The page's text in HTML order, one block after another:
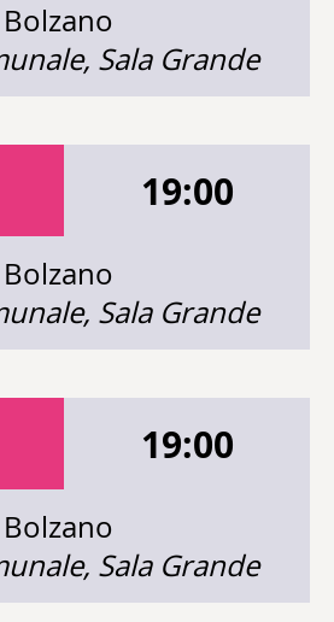
Bolzano
Sala Grande
19:00
Bolzano
Sala Grande
19:00
Bolzano
Sala Grande